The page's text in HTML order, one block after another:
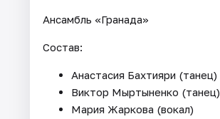
Ансамбль «Гранада»
Состав:
Анастасия Бахтияри (танец)
Виктор Мыртыненко (танец)
Мария Жаркова (вокал)